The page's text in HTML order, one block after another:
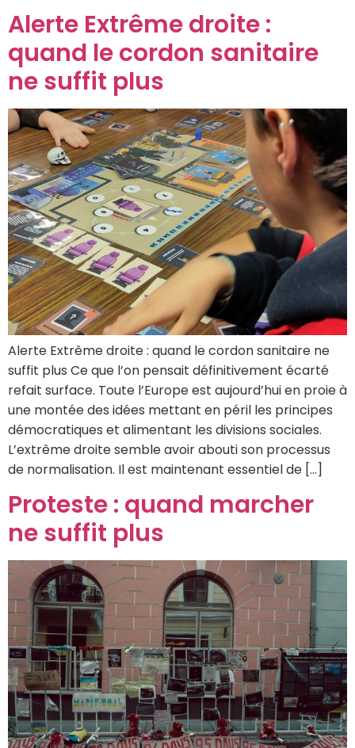
Alerte Extrême droite :
quand le cordon sanitaire
ne suffit plus
Alerte Extrême droite : quand le cordon sanitaire ne
suffit plus Ce que l’on pensait définitivement écarté
refait surface. Toute l’Europe est aujourd’hui en proie à
une montée des idées mettant en péril les principes
démocratiques et alimentant les divisions sociales.
L’extrême droite semble avoir abouti son processus
de normalisation. Il est maintenant essentiel de […]
Proteste : quand marcher
ne suffit plus